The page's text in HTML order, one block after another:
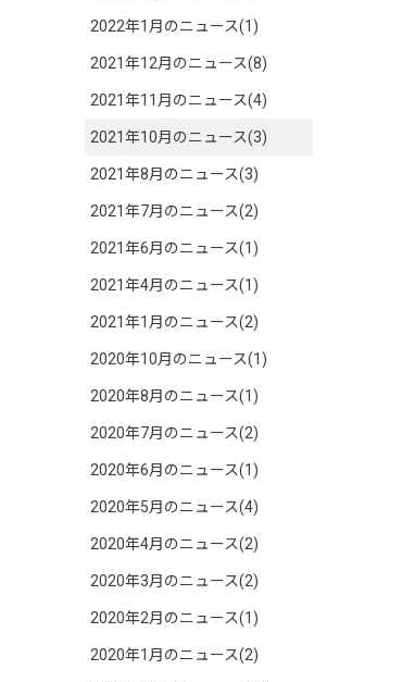
2022年1月のニュース(1)
2021年12月のニュース(8)
2021年11月のニュース(4)
2021年10月のニュース(3)
2021年8月のニュース(3)
2021年7月のニュース(2)
2021年6月のニュース(1)
2021年4月のニュース(1)
2021年1月のニュース(2)
2020年10月のニュース(1)
2020年8月のニュース(1)
2020年7月のニュース(2)
2020年6月のニュース(1)
2020年5月のニュース(4)
2020年4月のニュース(2)
2020年3月のニュース(2)
2020年2月のニュース(1)
2020年1月のニュース(2)